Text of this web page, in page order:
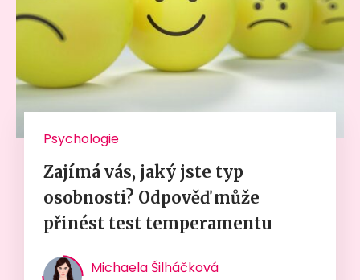
Psychologie
Zajímá vás, jaký jste typ
osobnosti? Odpověď může
přinést test temperamentu
Michaela Šilháčková